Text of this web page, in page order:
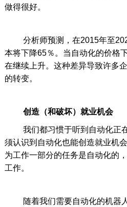
做得很好。
分析师预测，在2015年至
本将下降65％。当自动化的价格
在继续上升。这种差异导致许多
的转变。
创造（和破坏）就业机会
我们都习惯于听到自动化正在
须认识到自动化也能创造就业机
为工作一部分的任务是自动化的
工作。
随着我们需要自动化的机器人